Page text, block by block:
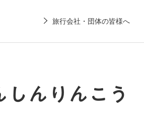
旅行会社・団体の皆様へ
んりんこう